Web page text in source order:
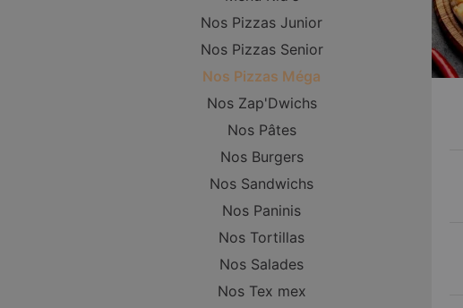
Nos Pizzas Junior
Nos Pizzas Senior
Nos Pizzas Méga
Nos Zap'Dwichs
Nos Pâtes
Nos Burgers
Nos Sandwichs
Nos Paninis
Nos Tortillas
Nos Salades
Nos Tex mex